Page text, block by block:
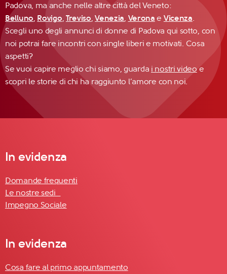
Padova, ma anche nelle altre città del Veneto:
Belluno, Rovigo, Treviso,Venezia, Verona e Vicenza.
Scegli uno degli annunci di donne di Padova qui sotto, con
noi potrai fare incontri con single liberi e motivati. Cosa
aspetti?
Se vuoi capire meglio chi siamo, guarda i nostri video e
scopri le storie di chi ha raggiunto l’amore con noi.
In evidenza
Domande frequenti
Le nostre sedi
Impegno Sociale
In evidenza
Cosa fare al primo appuntamento